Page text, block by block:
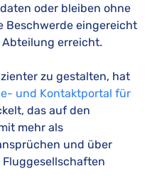
oder bleiben ohne
Beschwerde eingereicht
erreicht.
zu gestalten, hat
und Kontaktportal für
das auf den
mehr als
und über